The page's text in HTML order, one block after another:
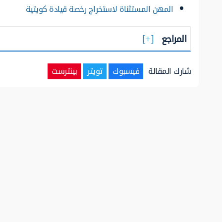
المهن المستثناة لاستخراج رخصة قيادة كويتية
المراجع
شارك المقالة فيسبوك تويتر بينترست